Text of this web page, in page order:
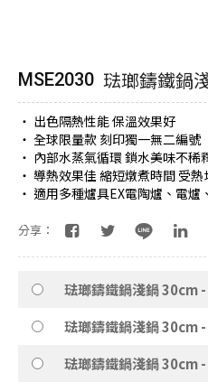
MSE2030 琺瑯鑄鐵鍋
・ 出色隔熱性能 保溫效果好
・ 全球限量款 刻印獨一無二編號
・ 內部水蒸氣循環 鎖水美味不稀
・ 導熱效果佳 縮短燉煮時間 受熱
・ 適用多種爐具EX電陶爐、電爐
分享：
琺瑯鑄鐵鍋淺鍋 30cm
琺瑯鑄鐵鍋淺鍋 30cm
琺瑯鑄鐵鍋淺鍋 30cm